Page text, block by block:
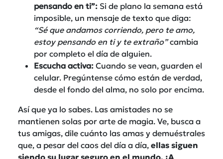
pensando en ti”: Si de plano la semana está
imposible, un mensaje de texto que diga:
“Sé que andamos corriendo, pero te amo,
estoy pensando en ti y te extraño”cambia
por completo el día de alguien.
Escucha activa: Cuando se vean, guarden el
celular. Pregúntense cómo están de verdad,
desde el fondo del alma, no solo por encima.
Así que ya lo sabes. Las amistades no se
mantienen solas por arte de magia. Ve, busca a
tus amigas, dile cuánto las amas y demuéstrales
que, a pesar del caos del día a día, ellas siguen
siendo su lugar seguro en el mundo. ¡A